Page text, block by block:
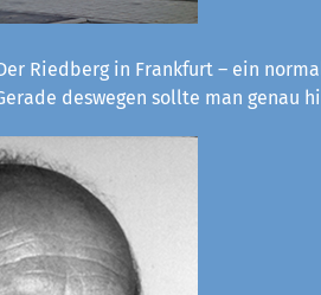
Der Riedberg in Frankfurt – ein
deswegen sollte man genau